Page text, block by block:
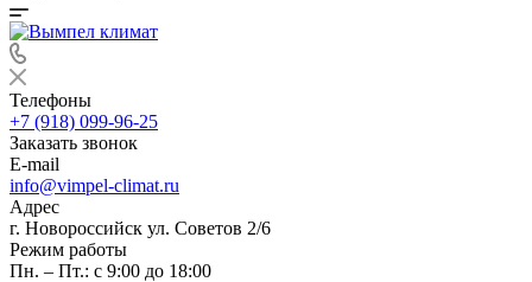
Телефоны
+7 (918) 099-96-25
Заказать звонок
E-mail
info@vimpel-climat.ru
Адрес
г. Новороссийск ул. Советов 2/6
Режим работы
Пн. – Пт.: с 9:00 до 18:00